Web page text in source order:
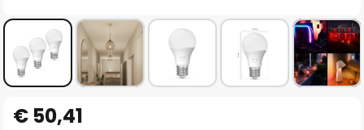
Anfang
€ 50,41